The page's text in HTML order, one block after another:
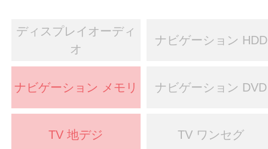
ディスプレイオーディ
オ
ナビゲーション HDD
ナビゲーション メモリ ナビゲーション DVD
TV 地デジ TV ワンセグ